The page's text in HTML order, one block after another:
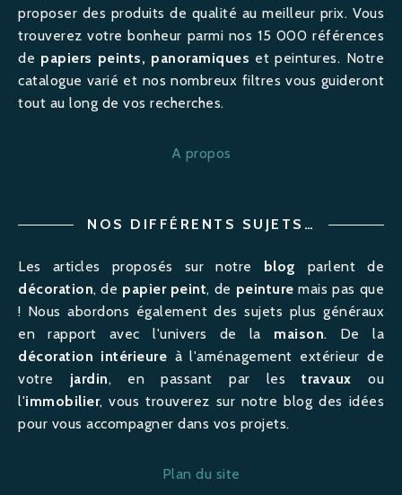
proposer des produits de qualité au meilleur prix. Vous
trouverez votre bonheur parmi nos 15 000 références
de papiers peints, panoramiques et peintures. Notre
catalogue varié et nos nombreux filtres vous guideront
tout au long de vos recherches.
A propos
NOS DIFFÉRENTS SUJETS…
Les articles proposés sur notre blog parlent de
décoration, de papier peint, de peinture mais pas que
! Nous abordons également des sujets plus généraux
en rapport avec l'univers de la maison. De la
décoration intérieure à l'aménagement extérieur de
votre jardin, en passant par lestravaux ou
l'immobilier, vous trouverez sur notre blog des idées
pour vous accompagner dans vos projets.
Plan du site